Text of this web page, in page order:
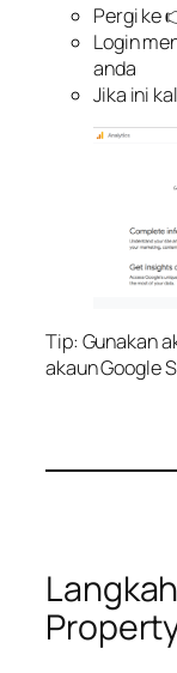
Pergi ke
Login
anda
Jika ini
Tip: Gunakan
akaun Google